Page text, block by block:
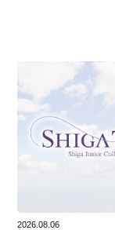
2026.08.06